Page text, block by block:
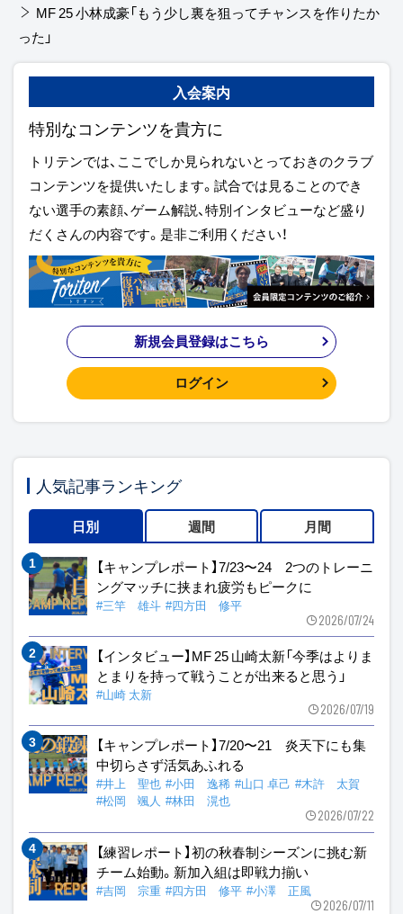
MF 25 小林成豪「もう少し裏を狙ってチャンスを作りたか
った」
入会案内
特別なコンテンツを貴方に
トリテンでは、ここでしか見られないとっておきのクラブ
コンテンツを提供いたします。試合では見ることのでき
ない選手の素顔、ゲーム解説、特別インタビューなど盛り
だくさんの内容です。是非ご利用ください！
新規会員登録はこちら
ログイン
人気記事ランキング
日別 週間 月間
【キャンプレポート】7/23〜24 2つのトレーニ
ングマッチに挟まれ疲労もピークに
#三竿 雄斗 #四方田 修平
2026/07/24
【インタビュー】MF 25 山崎太新「今季はよりま
とまりを持って戦うことが出来ると思う」
#山崎 太新
2026/07/19
【キャンプレポート】7/20〜21 炎天下にも集
中切らさず活気あふれる
#井上 聖也 #小田 逸稀 #山口 卓己 #木許 太賀
#松岡 颯人 #林田 滉也
2026/07/22
【練習レポート】初の秋春制シーズンに挑む新
チーム始動。新加入組は即戦力揃い
#吉岡 宗重 #四方田 修平 #小澤 正風
2026/07/11